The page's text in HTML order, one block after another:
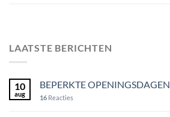
LAATSTE BERICHTEN
10
aug
BEPERKTE OPENINGSDAGEN
16 Reacties